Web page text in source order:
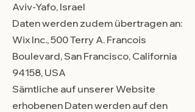
Aviv-Yafo, Israel
Daten werden zudem übertragen an:
Wix Inc., 500 Terry A. Francois
Boulevard, San Francisco, California
94158, USA
Sämtliche auf unserer Website
erhobenen Daten werden auf den